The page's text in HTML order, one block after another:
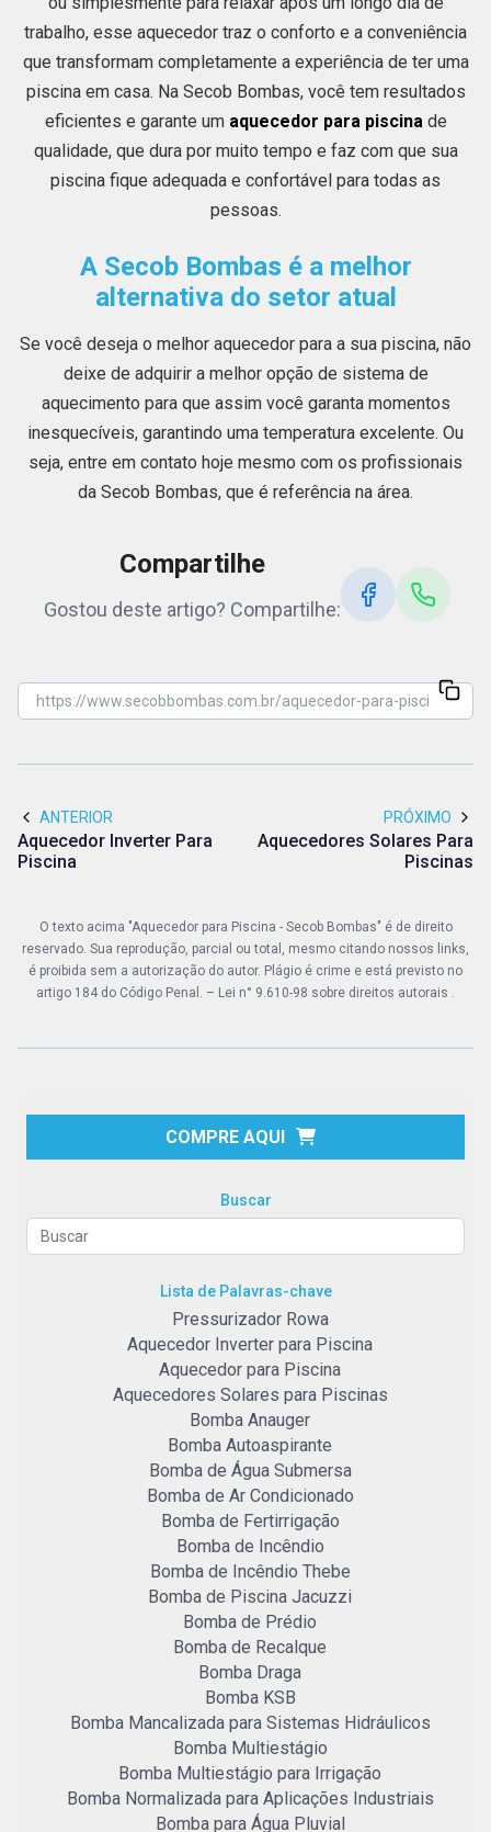
trabalho, esse aquecedor traz o conforto e a conveniência
que transformam completamente a experiência de ter uma
piscina em casa. Na Secob Bombas, você tem resultados
eficientes e garante um aquecedor para piscina de
qualidade, que dura por muito tempo e faz com que sua
piscina fique adequada e confortável para todas as
pessoas.
A Secob Bombas é a melhor
alternativa do setor atual
Se você deseja o melhor aquecedor para a sua piscina, não
deixe de adquirir a melhor opção de sistema de
aquecimento para que assim você garanta momentos
inesquecíveis, garantindo uma temperatura excelente. Ou
seja, entre em contato hoje mesmo com os profissionais
da Secob Bombas, que é referência na área.
Compartilhe
Gostou deste artigo? Compartilhe:
ANTERIOR
Aquecedor Inverter Para
Piscina
PRÓXIMO
Aquecedores Solares Para
Piscinas
O texto acima "Aquecedor para Piscina - Secob Bombas" é de direito
reservado. Sua reprodução, parcial ou total, mesmo citando nossos links,
é proibida sem a autorização do autor. Plágio é crime e está previsto no
artigo 184 do Código Penal. – Lei n° 9.610-98 sobre direitos autorais .
COMPRE AQUI
Buscar
Lista de Palavras-chave
Pressurizador Rowa
Aquecedor Inverter para Piscina
Aquecedor para Piscina
Aquecedores Solares para Piscinas
Bomba Anauger
Bomba Autoaspirante
Bomba de Água Submersa
Bomba de Ar Condicionado
Bomba de Fertirrigação
Bomba de Incêndio
Bomba de Incêndio Thebe
Bomba de Piscina Jacuzzi
Bomba de Prédio
Bomba de Recalque
Bomba Draga
Bomba KSB
Bomba Mancalizada para Sistemas Hidráulicos
Bomba Multiestágio
Bomba Multiestágio para Irrigação
Bomba Normalizada para Aplicações Industriais
Bomba para Água Pluvial